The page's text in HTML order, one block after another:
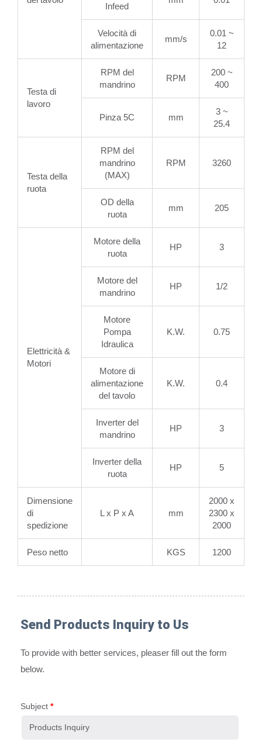
Infeed
Velocità di
alimentazione
mm/s
0.01 ~
12
Testa di
lavoro
RPM del
mandrino
RPM
200 ~
400
Pinza 5C mm
3 ~
25.4
Testa della
ruota
RPM del
mandrino
(MAX)
RPM 3260
OD della
ruota
mm 205
Elettricità &
Motori
Motore della
ruota
HP 3
Motore del
mandrino
HP 1/2
Motore
Pompa
Idraulica
K.W. 0.75
Motore di
alimentazione
del tavolo
K.W. 0.4
Inverter del
mandrino
HP 3
Inverter della
ruota
HP 5
Dimensione
di
spedizione
L x P x A mm
2000 x
2300 x
2000
Peso netto KGS 1200